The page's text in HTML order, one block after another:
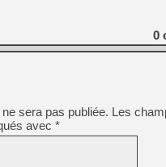
0
sera pas publiée. Les
avec *